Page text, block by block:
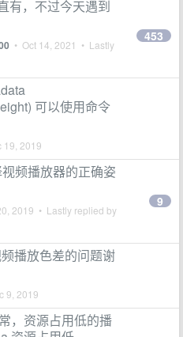
有，不过今天遇到
• Oct 14, 2021 • Lastly
453
可以使用命令
19, 2019
频播放器的正确姿
2019 • Lastly replied by
9
播放色差的问题谢
9, 2019
，资源占用低的播